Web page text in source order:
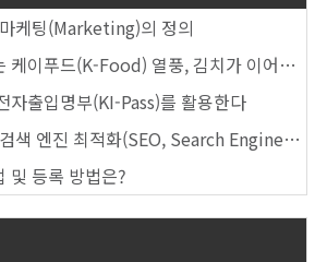
케팅(Marketing)의 정의
이푸드(K-Food) 열풍, 김치가 이어간다
자출입명부(KI-Pass)를 활용한다
진 최적화(SEO, Search Engine Optimization)란
및 등록 방법은?